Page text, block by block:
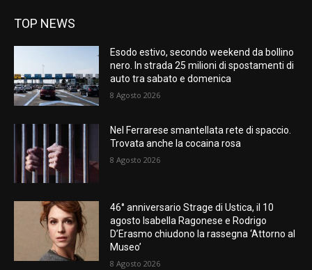
TOP NEWS
Esodo estivo, secondo weekend da bollino
nero. In strada 25 milioni di spostamenti di
auto tra sabato e domenica
8 Agosto 2026
Nel Ferrarese smantellata rete di spaccio.
Trovata anche la cocaina rosa
8 Agosto 2026
46° anniversario Strage di Ustica, il 10
agosto Isabella Ragonese e Rodrigo
D’Erasmo chiudono la rassegna ‘Attorno al
Museo’
8 Agosto 2026